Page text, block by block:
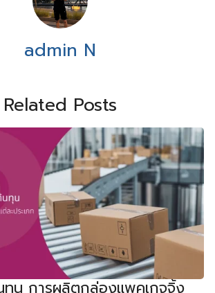
admin N
Related Posts
ทุน การผลิตกล่องแพคเกจจิ้ง